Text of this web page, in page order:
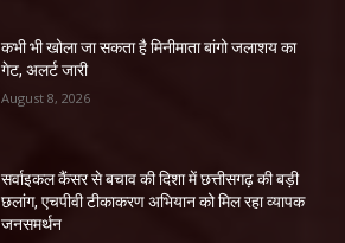
कभी भी खोला जा सकता है मिनीमाता बांगो जलाशय का
गेट, अलर्ट जारी
August 8, 2026
सर्वाइकल कैंसर से बचाव की दिशा में छत्तीसगढ़ की बड़ी
छलांग, एचपीवी टीकाकरण अभियान को मिल रहा व्यापक
जनसमर्थन